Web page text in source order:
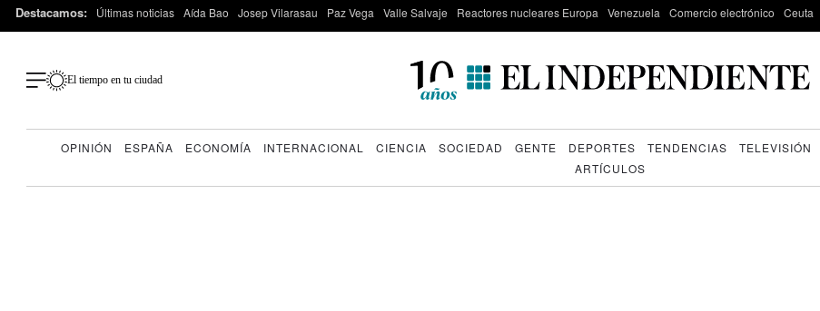
Destacamos: Últimas noticias Aída Bao Josep Vilarasau Paz Vega Valle Salvaje Reactores nucleares Europa Venezuela Comercio electrónico Ceuta
El tiempo en tu ciudad
OPINIÓN ESPAÑA ECONOMÍA INTERNACIONAL CIENCIA SOCIEDAD GENTE DEPORTES TENDENCIAS TELEVISIÓN
ARTÍCULOS